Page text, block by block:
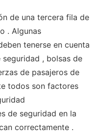
de una tercera fila de
. Algunas
tenerse en cuenta
, bolsas de
de pasajeros de
todos son factores
de seguridad en la
correctamente .